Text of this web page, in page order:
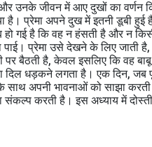
और उनके जीवन में आए दुखों का वर्णन
है। प्रेमा अपने दुख में इतनी डूबी
गई है कि वह न हंसती है और न
प्रेमा उसे देखने के लिए जाती
पर बैठती है, केवल इसलिए कि वह
दिल धड़कने लगता है। एक दिन, जब
साथ अपनी भावनाओं को साझा
करती है। इस अध्याय में